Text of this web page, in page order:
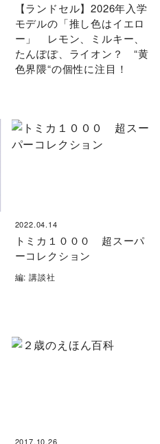
【ランドセル】2026年入学
モデルの「推し色はイエロ
ー」 レモン、ミルキー、
たんぽぽ、ライオン？ “黄
色界隈“の個性に注目！
2022.04.14
トミカ１０００ 超スーパ
ーコレクション
編: 講談社
2017.10.26